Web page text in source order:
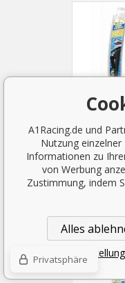
Toyota
2.61
2-5 TAGE
A1Racing.de und
Nutzung
Informationen zu
von Werbung
Zustimmung, indem
Alles
Detaillierte
Privatsphäre